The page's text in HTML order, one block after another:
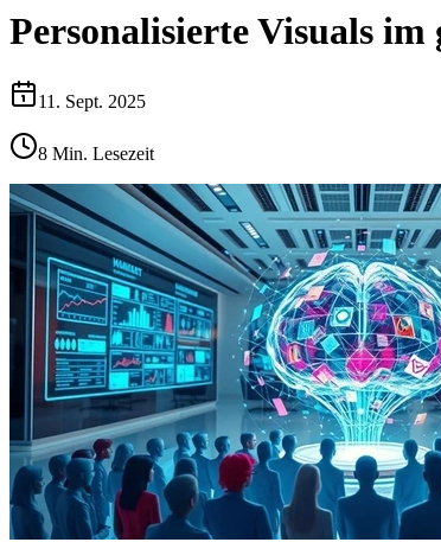
Personalisierte Visuals
11. Sept. 2025
8 Min. Lesezeit